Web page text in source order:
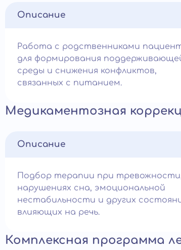
Описание
Работа с родственниками
для формирования
среды и снижения конфликтов,
связанных с питанием.
Медикаментозная
Описание
Подбор терапии при
нарушениях сна, эмоциональной
нестабильности и других
влияющих на речь.
Комплексная программа